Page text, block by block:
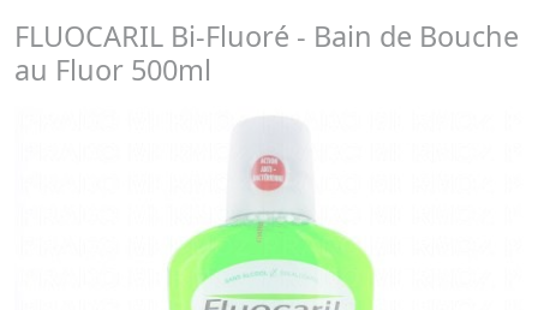
FLUOCARIL Bi-Fluoré - Bain de Bouche
au Fluor 500ml